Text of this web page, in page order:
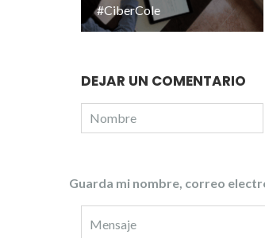
#CiberCole
DEJAR UN COMENTARIO
Guarda mi nombre, correo